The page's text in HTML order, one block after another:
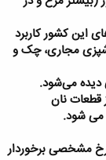
این کشور کاربرد
مجاری، چک و
دیده می‌شود.
قطعات نان
می شود.
مشخصی برخوردار